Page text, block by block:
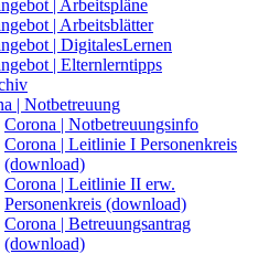
| Arbeitspläne
| Arbeitsblätter
| DigitalesLernen
| Elternlerntipps
| Notbetreuung
Corona | Notbetreuungsinfo
Corona | Leitlinie I Personenkreis
(download)
Corona | Leitlinie II erw.
Personenkreis (download)
Corona | Betreuungsantrag
(download)